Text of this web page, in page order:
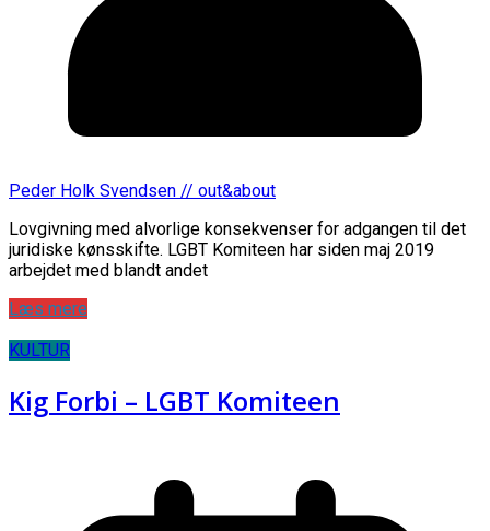
Peder Holk Svendsen // out&about
Lovgivning med alvorlige konsekvenser for adgangen til det
juridiske kønsskifte. LGBT Komiteen har siden maj 2019
arbejdet med blandt andet
Læs mere
KULTUR
Kig Forbi – LGBT Komiteen